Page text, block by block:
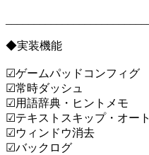
◆実装機能
☑ゲームパッドコンフィグ
☑常時ダッシュ
☑用語辞典・ヒントメモ
☑テキストスキップ・オート
☑ウィンドウ消去
☑バックログ